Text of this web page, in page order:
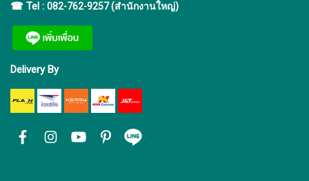
☎ Tel : 082-762-9257 (สำนักงานใหญ่)
Delivery By